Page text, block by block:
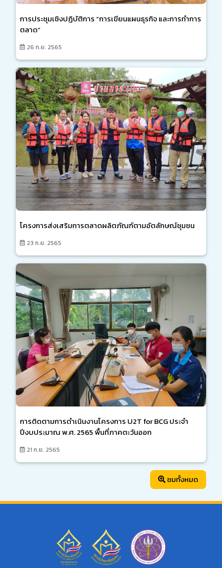
การประชุมเชิงปฏิบัติการ “การเขียนแผนธุรกิจ และการทำการ
ตลาด”
26 ก.ย. 2565
โครงการส่งเสริมการตลาดผลิตภัณฑ์ตามอัตลักษณ์ชุมชน
23 ก.ย. 2565
การติดตามการดำเนินงานโครงการ U2T for BCG ประจำ
ปีงบประมาณ พ.ศ. 2565 พื้นที่ภาคตะวันออก
21 ก.ย. 2565
ชมทั้งหมด